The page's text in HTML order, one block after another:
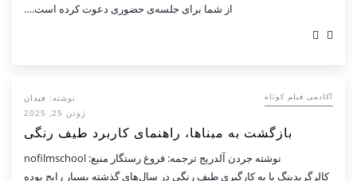
از شما برای جلسه‌ی حضوری دعوت کرده است.…
آکادمی فیلم کوتاه نوشته: فیدان
ژوئن 25, 2025
بازگشت به مبناها، راهنمای کاربرد طیف رنگی
نوشته جردن آلدریج ترجمه: فروغ رستگار منبع: nofilmschool
کالرگریدینگ یا به کارگیری طیف رنگی در سال‌های گذشته بسیار رایج بوده